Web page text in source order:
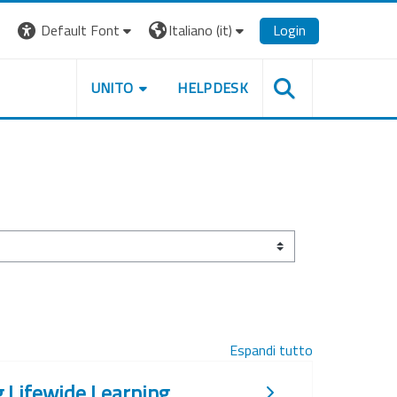
Default Font
Italiano ‎(it)‎ Login
UNITO HELPDESK
Espandi tutto